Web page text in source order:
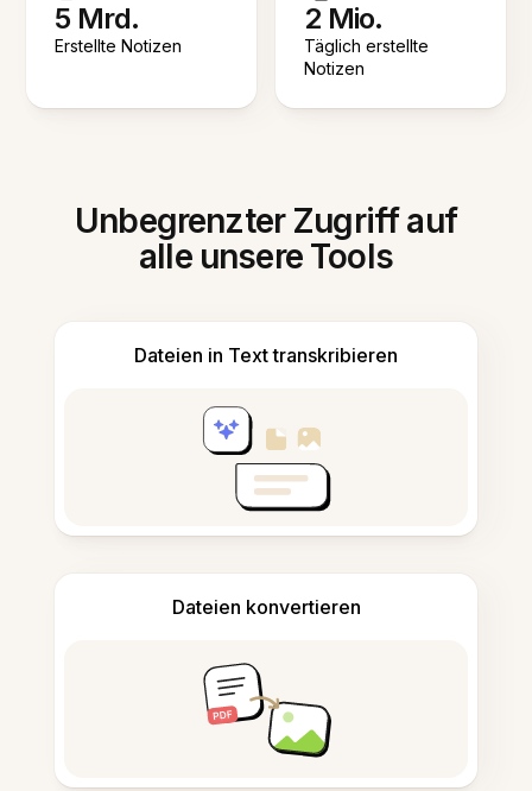
5 Mrd.
Erstellte Notizen
2 Mio.
Täglich erstellte
Notizen
Unbegrenzter Zugriff auf
alle unsere Tools
Dateien in Text transkribieren
Dateien konvertieren